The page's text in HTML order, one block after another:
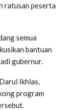
ratusan peserta
semua
bantuan
gubernur.
Ikhlas,
program